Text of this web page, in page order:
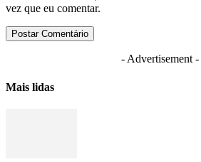
vez que eu comentar.
- Advertisement -
Mais lidas